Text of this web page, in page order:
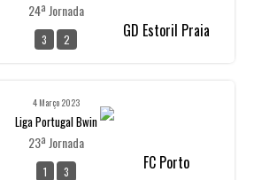
24ª Jornada
3 2 GD Estoril Praia
4 Março 2023
Liga Portugal Bwin
23ª Jornada
1 3 FC Porto